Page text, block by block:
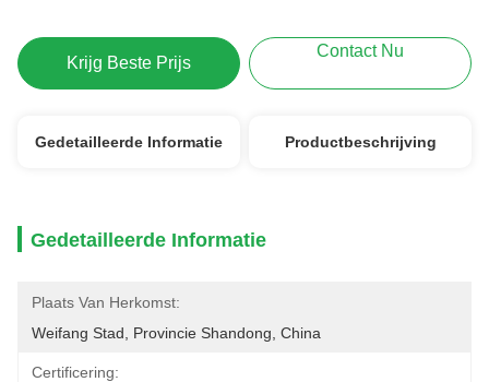
Krijg Beste Prijs
Contact Nu
Gedetailleerde Informatie Productbeschrijving
Gedetailleerde Informatie
Plaats Van Herkomst:
Weifang Stad, Provincie Shandong, China
Certificering: